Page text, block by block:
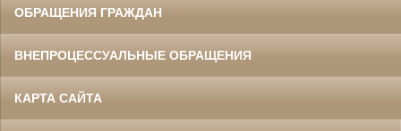
ОБРАЩЕНИЯ ГРАЖДАН
ВНЕПРОЦЕССУАЛЬНЫЕ ОБРАЩЕНИЯ
КАРТА САЙТА